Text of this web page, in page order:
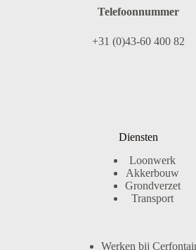
Telefoonnummer
+31 (0)43-60 400 82
Diensten
Loonwerk
Akkerbouw
Grondverzet
Transport
Werken bij